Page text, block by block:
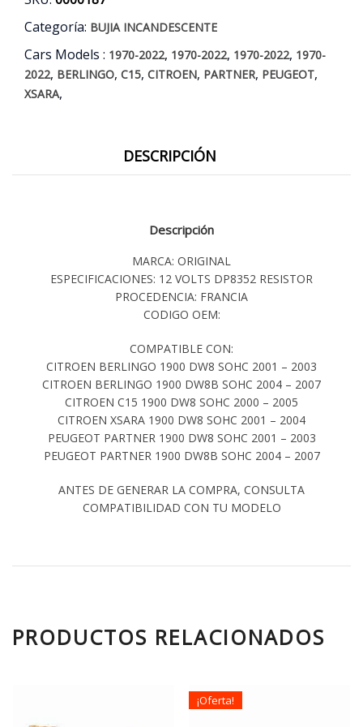
01/07
cantidad
Categoría: BUJIA INCANDESCENTE
Cars Models : 1970-2022, 1970-2022, 1970-2022, 1970-
2022, BERLINGO, C15, CITROEN, PARTNER, PEUGEOT,
XSARA,
DESCRIPCIÓN
Descripción
MARCA: ORIGINAL
ESPECIFICACIONES: 12 VOLTS DP8352 RESISTOR
PROCEDENCIA: FRANCIA
CODIGO OEM:
COMPATIBLE CON:
CITROEN BERLINGO 1900 DW8 SOHC 2001 – 2003
CITROEN BERLINGO 1900 DW8B SOHC 2004 – 2007
CITROEN C15 1900 DW8 SOHC 2000 – 2005
CITROEN XSARA 1900 DW8 SOHC 2001 – 2004
PEUGEOT PARTNER 1900 DW8 SOHC 2001 – 2003
PEUGEOT PARTNER 1900 DW8B SOHC 2004 – 2007
ANTES DE GENERAR LA COMPRA, CONSULTA
COMPATIBILIDAD CON TU MODELO
PRODUCTOS RELACIONADOS
¡Oferta!